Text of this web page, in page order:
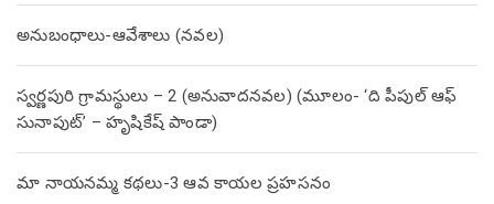
అనుబంధాలు-ఆవేశాలు (నవల)
స్వర్ణపురి గ్రామస్థులు – 2 (అనువాదనవల) (మూలం- ‘ది పీపుల్ ఆఫ్
సునాపుట్’ – హృషికేష్ పాండా)
మా నాయనమ్మ కథలు-3 ఆవ కాయల ప్రహసనం